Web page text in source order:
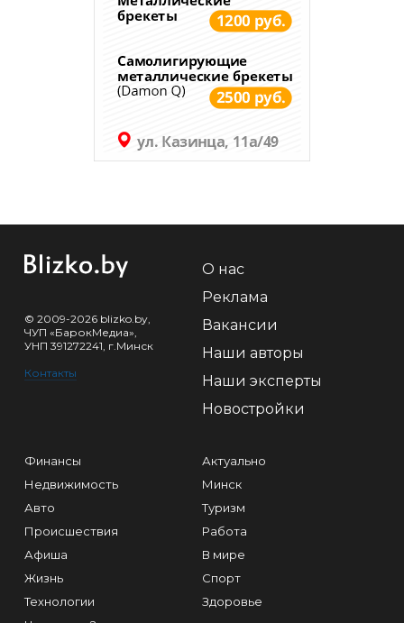
© 2009-2026 blizko.by,
ЧУП «БарокМедиа»,
УНП 391272241, г.Минск
Контакты
О нас
Реклама
Вакансии
Наши авторы
Наши эксперты
Новостройки
Финансы
Недвижимость
Авто
Происшествия
Афиша
Жизнь
Технологии
Актуально
Минск
Туризм
Работа
В мире
Спорт
Здоровье